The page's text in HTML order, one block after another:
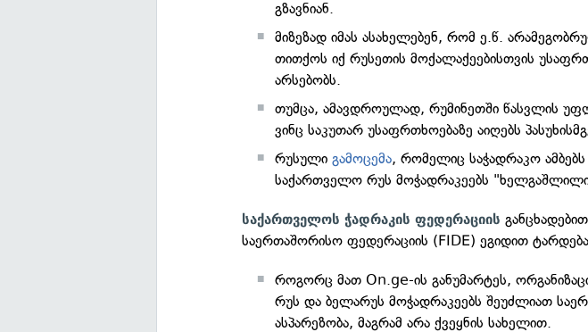
გზავნიან.
მიზეზად იმას ასახელებენ, რომ ე.წ.
თითქოს იქ რუსეთის მოქალაქეებისთვის
არსებობს.
თუმცა, ამავდროულად, რუმინეთში წასვლის
ვინც საკუთარ უსაფრთხოებაზე აიღებს
რუსულიგამოცემა, რომელიც საჭადრაკო
საქართველო რუს მოჭადრაკეებს
საქართველოს ჭადრაკის ფედერაციის
საერთაშორისო ფედერაციის (FIDE) ეგიდით
როგორც მათ On.ge-ის განუმარტეს,
რუს და ბელარუს მოჭადრაკეებს შეუძლიათ
ასპარეზობა, მაგრამ არა ქვეყნის სახელით.